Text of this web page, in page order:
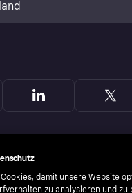
damit unsere Website
zu analysieren und zu